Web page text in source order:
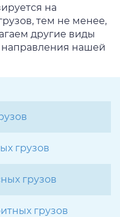
на
тем не менее,
другие виды
нашей
грузов
грузов
грузов